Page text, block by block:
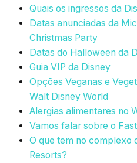
Quais os ingressos da
Datas anunciadas da
Christmas Party
Datas do Halloween da
Guia VIP da Disney
Opções Veganas e
Walt Disney World
Alergias alimentares no
Vamos falar sobre o
O que tem no complexo
Resorts?